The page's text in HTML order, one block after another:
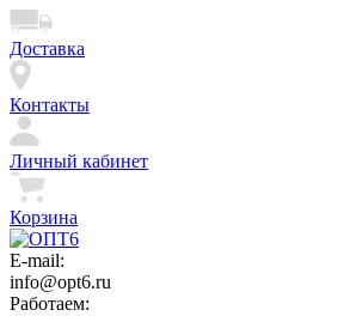
Доставка
Контакты
Личный кабинет
Корзина
E-mail:
info@opt6.ru
Работаем: